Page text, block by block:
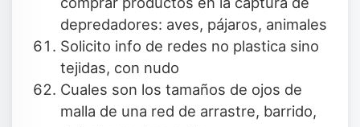
depredadores: aves, pájaros, animales
Solicito info de redes no plastica sino
tejidas, con nudo
Cuales son los tamaños de ojos de
malla de una red de arrastre, barrido,